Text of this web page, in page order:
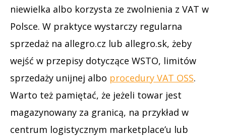
niewielka albo korzysta ze zwolnienia z VAT w
Polsce. W praktyce wystarczy regularna
sprzedaż na allegro.cz lub allegro.sk, żeby
wejść w przepisy dotyczące WSTO, limitów
sprzedaży unijnej albo procedury VAT OSS.
Warto też pamiętać, że jeżeli towar jest
magazynowany za granicą, na przykład w
centrum logistycznym marketplace’u lub